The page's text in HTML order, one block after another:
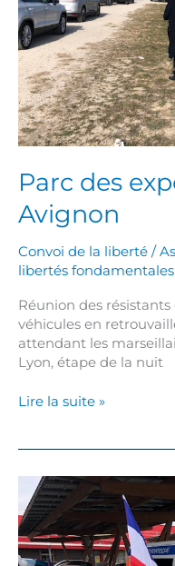
Parc des
Avignon
Convoi de la liberté /
libertés fondamentales
Réunion des
véhicules en
attendant les
Lyon, étape de la nuit
Lire la suite »
Départ
de
Montpellier
jeudi
10